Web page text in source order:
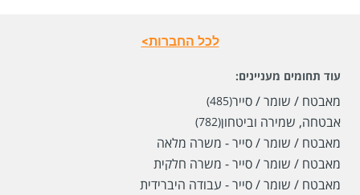
לכל החברות>
עוד תחומים מעניינים:
מאבטח / שומר / סייר(485)
אבטחה, שמירה וביטחון(782)
מאבטח / שומר / סייר - משרה מלאה
מאבטח / שומר / סייר - משרה חלקית
מאבטח / שומר / סייר - עבודה היברידית